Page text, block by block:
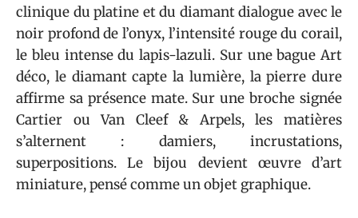
clinique du platine et du diamant dialogue avec le
noir profond de l’onyx, l’intensité rouge du corail,
le bleu intense du lapis-lazuli. Sur une bague Art
déco, le diamant capte la lumière, la pierre dure
affirme sa présence mate. Sur une broche signée
Cartier ou Van Cleef & Arpels, les matières
s’alternent : damiers, incrustations,
superpositions. Le bijou devient œuvre d’art
miniature, pensé comme un objet graphique.